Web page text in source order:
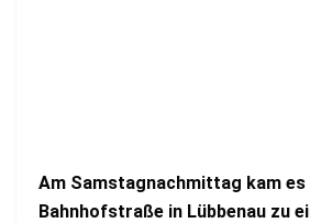
Am Samstagnachmittag kam es
Bahnhofstraße in Lübbenau zu